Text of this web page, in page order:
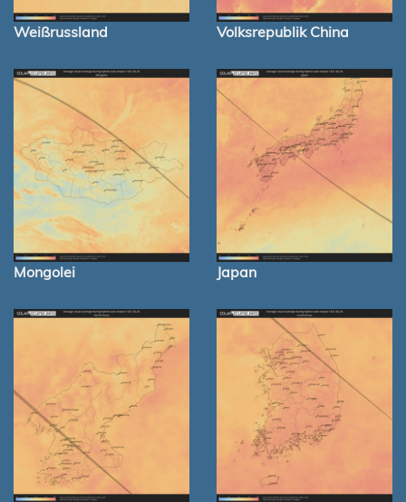
Weißrussland Volksrepublik China
Mongolei Japan